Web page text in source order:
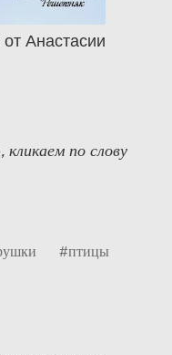
Анастасии
по слову
#птицы